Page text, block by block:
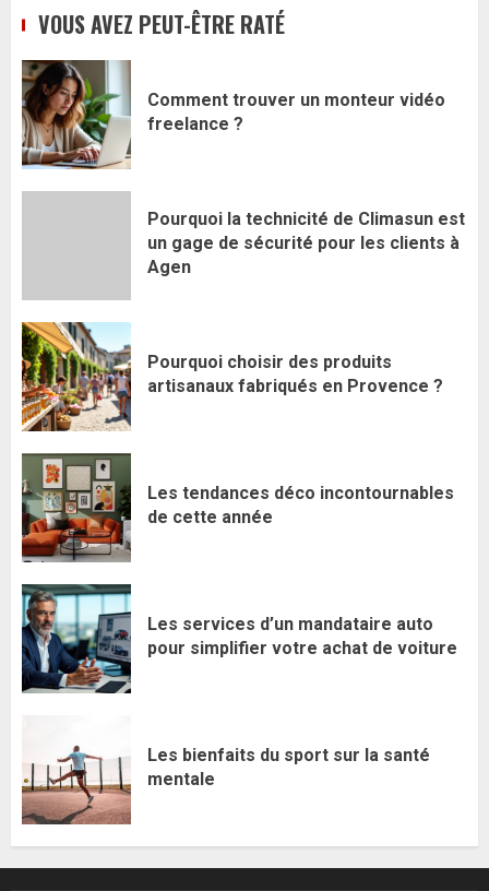
VOUS AVEZ PEUT-ÊTRE RATÉ
Comment trouver un monteur vidéo
freelance ?
Pourquoi la technicité de Climasun est
un gage de sécurité pour les clients à
Agen
Pourquoi choisir des produits
artisanaux fabriqués en Provence ?
Les tendances déco incontournables
de cette année
Les services d’un mandataire auto
pour simplifier votre achat de voiture
Les bienfaits du sport sur la santé
mentale